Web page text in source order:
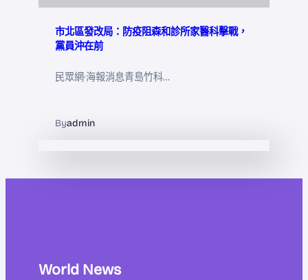
市北區發改局：防疫阻森和診所家醫科擊戰，
黨員沖在前
民眾網·海報消息青島竹科…
Byadmin
World News